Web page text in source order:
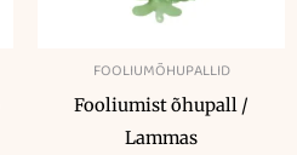
FOOLIUMÕHUPALLID
Fooliumist õhupall /
Lammas